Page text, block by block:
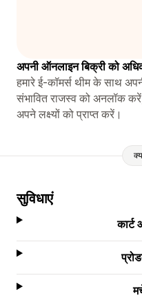
अपनी ऑनलाइन बिक्री को
हमारे ई-कॉमर्स थीम के साथ
संभावित राजस्व को अनलॉक
अपने लक्ष्यों को प्राप्त करें।
सुविधाएं